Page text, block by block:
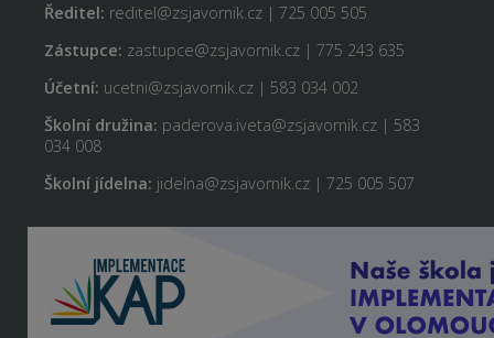
Ředitel: reditel@zsjavornik.cz | 725 005 505
Zástupce: zastupce@zsjavornik.cz | 775 243 635
Účetní: ucetni@zsjavornik.cz | 583 034 002
Školní družina: paderova.iveta@zsjavornik.cz | 583
034 008
Školní jídelna: jidelna@zsjavornik.cz | 725 005 507